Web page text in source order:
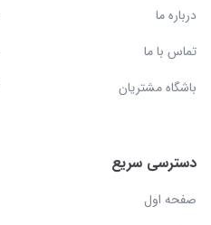
درباره ما
تماس با ما
باشگاه مشتریان
دسترسی سریع
صفحه اول